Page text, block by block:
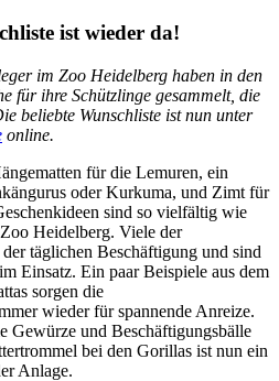
ist wieder da!
im Zoo Heidelberg haben in den
für ihre Schützlinge gesammelt, die
beliebte Wunschliste ist nun unter
online.
für die Lemuren, ein
oder Kurkuma, und Zimt für
sind so vielfältig wie
Heidelberg. Viele der
täglichen Beschäftigung und sind
Einsatz. Ein paar Beispiele aus dem
sorgen die
wieder für spannende Anreize.
Gewürze und Beschäftigungsbälle
bei den Gorillas ist nun ein
Anlage.